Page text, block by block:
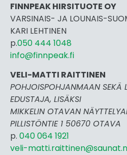
FINNPEAK HIRSITUOTE
VARSINAIS- JA LOUNAIS-
KARI LEHTINEN
p.050 444 1048
info@finnpeak.fi
VELI-MATTI RAITTINEN
POHJOISPOHJANMAAN SEKÄ
EDUSTAJA, LISÄKSI
MIKKELIN OTAVAN
PILLISTÖNTIE 1 50670 OTAVA
p. 040 064 1921
veli-